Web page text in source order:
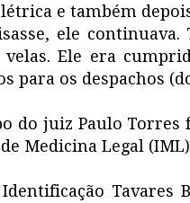
e também
ele
Ele era
para os despachos
do juiz Paulo
Medicina Legal
Tavares